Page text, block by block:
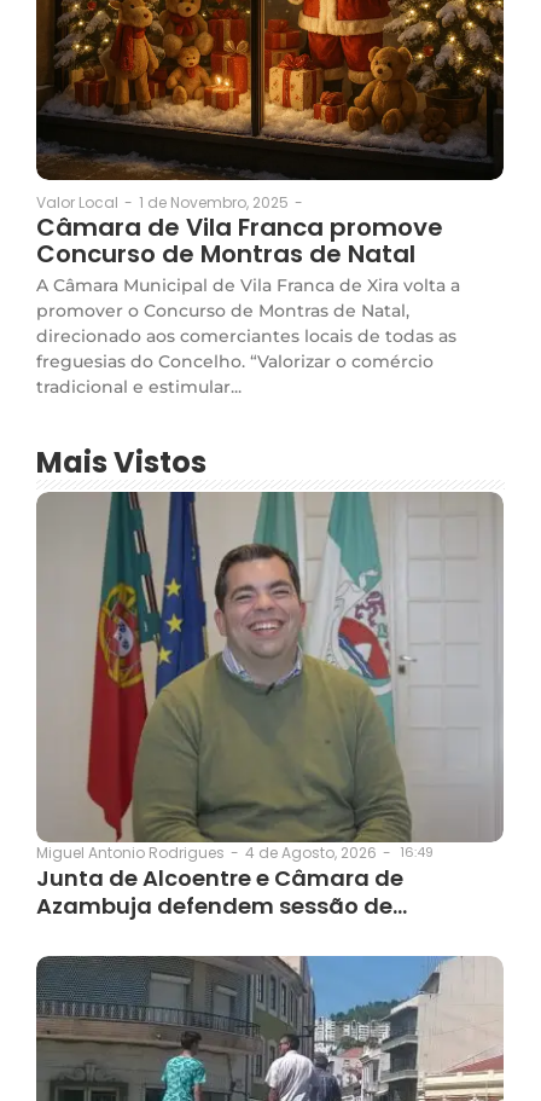
Valor Local - 1 de Novembro, 2025 -
Câmara de Vila Franca promove
Concurso de Montras de Natal
A Câmara Municipal de Vila Franca de Xira volta a
promover o Concurso de Montras de Natal,
direcionado aos comerciantes locais de todas as
freguesias do Concelho. “Valorizar o comércio
tradicional e estimular...
Mais Vistos
Miguel Antonio Rodrigues - 4 de Agosto, 2026 - 16:49
Junta de Alcoentre e Câmara de
Azambuja defendem sessão de…